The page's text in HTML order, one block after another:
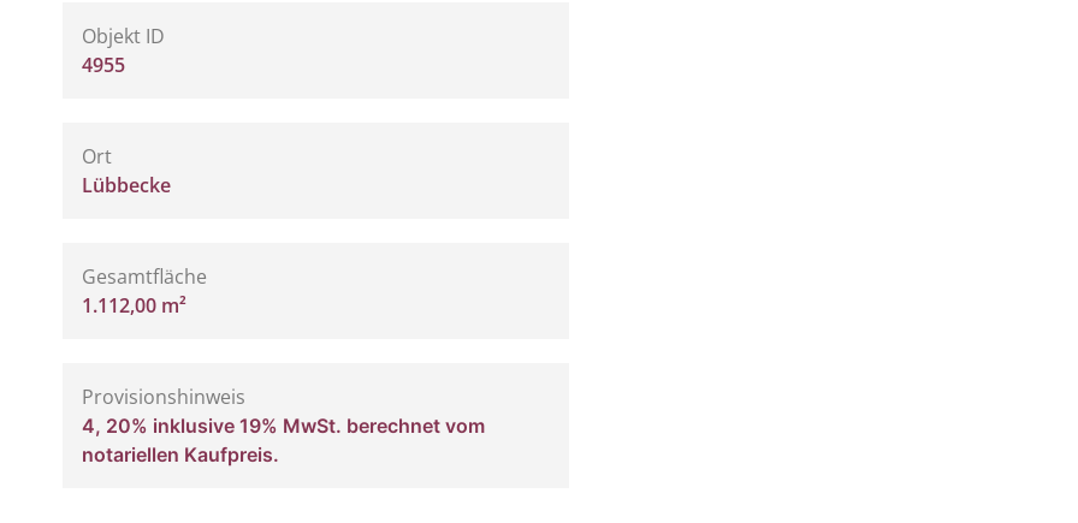
Objekt ID
4955
Ort
Lübbecke
Gesamtfläche
1.112,00 m²
Provisionshinweis
4, 20% inklusive 19% MwSt. berechnet vom
notariellen Kaufpreis.